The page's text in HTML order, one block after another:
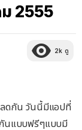
ม 2555
2k ดู
ลดกัน วันนี้มีแอปที่
กันแบบฟรีๆแบบมี